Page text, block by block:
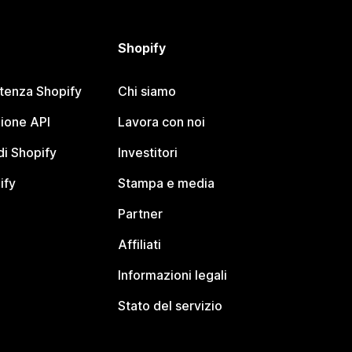
Shopify
API
Shopify
Shopify
Chi siamo
Lavora con noi
Investitori
Stampa e media
Partner
Affiliati
Informazioni legali
Stato del servizio